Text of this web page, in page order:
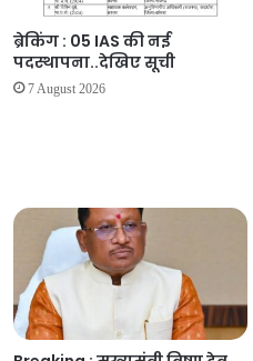
ब्रेकिंग : 05 IAS की नई
पदस्थापना..देखिए सूची
7 August 2026